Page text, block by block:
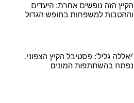
הקיץ הזה נופשים אחרת: היעדים
וההטבות למשפחות בחופש הגדול
'יאללה גליל': פסטיבל הקיץ הצפוני,
נפתח בהשתתפות המונים